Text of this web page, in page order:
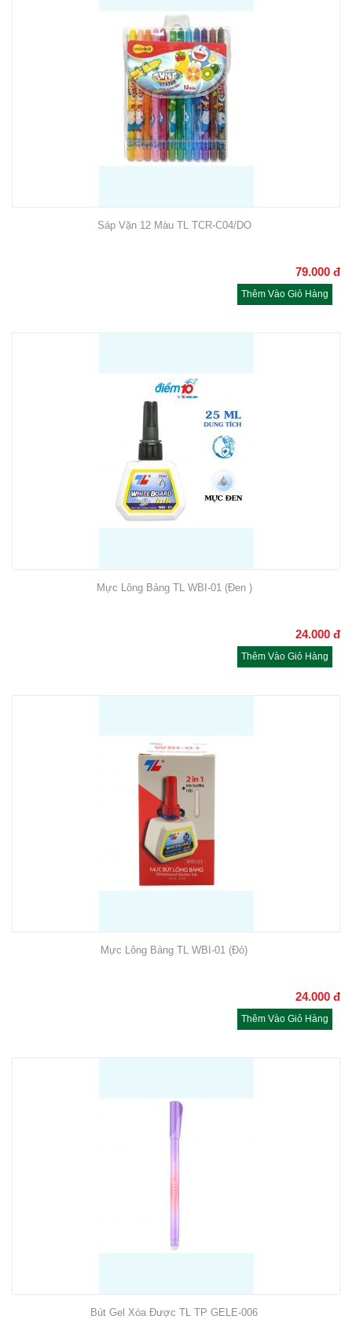
Sáp Vặn 12 Màu TL TCR-C04/DO
79.000 đ
Thêm Vào Giỏ Hàng
Mực Lông Bảng TL WBI-01 (Đen )
24.000 đ
Thêm Vào Giỏ Hàng
Mực Lông Bảng TL WBI-01 (Đỏ)
24.000 đ
Thêm Vào Giỏ Hàng
Bút Gel Xóa Được TL TP GELE-006